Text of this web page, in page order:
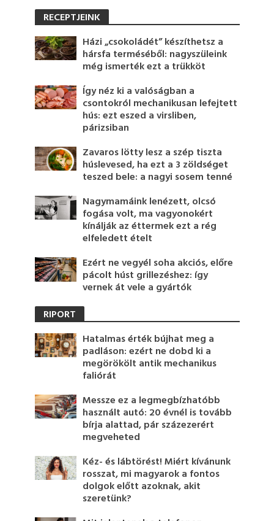
RECEPTJEINK
Házi „csokoládét” készíthetsz a
hársfa terméséből: nagyszüleink
még ismerték ezt a trükköt
Így néz ki a valóságban a
csontokról mechanikusan lefejtett
hús: ezt eszed a virsliben,
párizsiban
Zavaros lötty lesz a szép tiszta
húslevesed, ha ezt a 3 zöldséget
teszed bele: a nagyi sosem tenné
Nagymamáink lenézett, olcsó
fogása volt, ma vagyonokért
kínálják az éttermek ezt a rég
elfeledett ételt
Ezért ne vegyél soha akciós, előre
pácolt húst grillezéshez: így
vernek át vele a gyártók
RIPORT
Hatalmas érték bújhat meg a
padláson: ezért ne dobd ki a
megörökölt antik mechanikus
faliórát
Messze ez a legmegbízhatóbb
használt autó: 20 évnél is tovább
bírja alattad, pár százezerért
megveheted
Kéz- és lábtörést! Miért kívánunk
rosszat, mi magyarok a fontos
dolgok előtt azoknak, akit
szeretünk?